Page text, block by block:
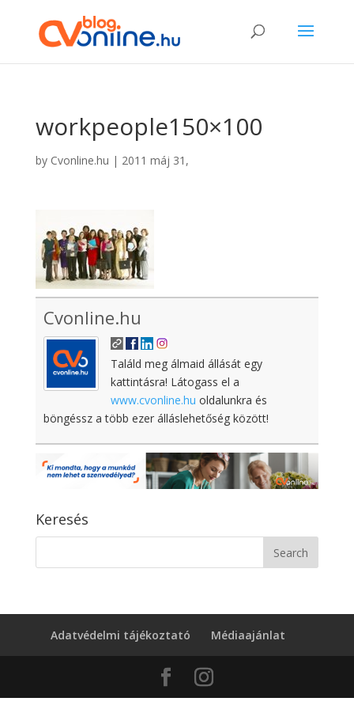
workpeople150×100
by Cvonline.hu | 2011 máj 31,
Cvonline.hu
Találd meg álmaid állását egy
kattintásra! Látogass el a
www.cvonline.hu oldalunkra és
böngéssz a több ezer álláslehetőség között!
Keresés
Adatvédelmi tájékoztató Médiaajánlat